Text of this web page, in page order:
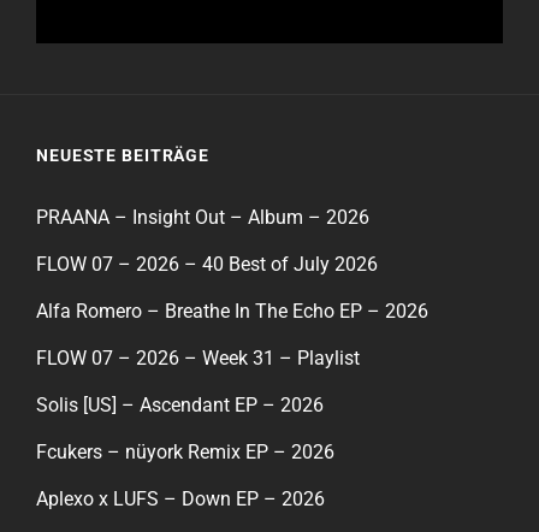
NEUESTE BEITRÄGE
PRAANA – Insight Out – Album – 2026
FLOW 07 – 2026 – 40 Best of July 2026
Alfa Romero – Breathe In The Echo EP – 2026
FLOW 07 – 2026 – Week 31 – Playlist
Solis [US] – Ascendant EP – 2026
Fcukers – nüyork Remix EP – 2026
Aplexo x LUFS – Down EP – 2026